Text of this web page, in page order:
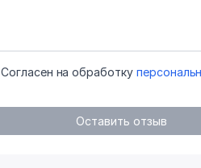
Согласен на обработку
Оставить отзыв